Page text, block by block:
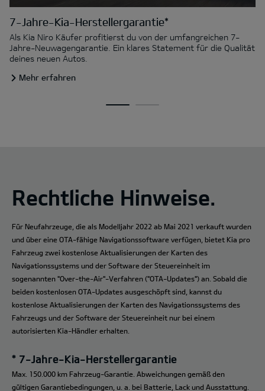
7-Jahre-Kia-Herstellergarantie*
Als Kia Niro Käufer profitierst du von der umfangreichen 7-
Jahre-Neuwagengarantie. Ein klares Statement für die Qualität
deines neuen Autos.
Mehr erfahren
Rechtliche Hinweise.
Für Neufahrzeuge, die als Modelljahr 2022 ab Mai 2021 verkauft wurden
und über eine OTA-fähige Navigationssoftware verfügen, bietet Kia pro
Fahrzeug zwei kostenlose Aktualisierungen der Karten des
Navigationssystems und der Software der Steuereinheit im
sogenannten "Over-the-Air"-Verfahren ("OTA-Updates") an. Sobald die
beiden kostenlosen OTA-Updates ausgeschöpft sind, kannst du
kostenlose Aktualisierungen der Karten des Navigationssystems des
Fahrzeugs und der Software der Steuereinheit nur bei einem
autorisierten Kia-Händler erhalten.
* 7-Jahre-Kia-Herstellergarantie
Max. 150.000 km Fahrzeug-Garantie. Abweichungen gemäß den
gültigen Garantiebedingungen, u. a. bei Batterie, Lack und Ausstattung.